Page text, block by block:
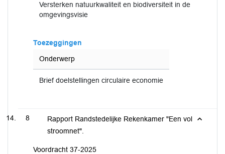
Versterken natuurkwaliteit en biodiversiteit in de
omgevingsvisie
Toezeggingen
Onderwerp
Brief doelstellingen circulaire economie
8
Rapport Randstedelijke Rekenkamer "Een vol
stroomnet".
Voordracht 37-2025